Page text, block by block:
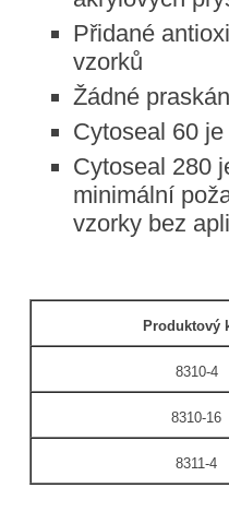
Přidané
vzorků
Žádné
Cytoseal 60
Cytoseal 280
minimální
vzorky bez
Produktový
8310-4
8310-16
8311-4